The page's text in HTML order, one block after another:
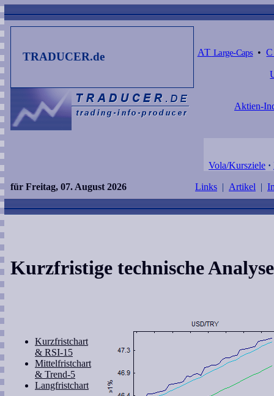
TRADUCER.de AT Large-Caps•
Aktien-
Vola/Kursziele ·
für Freitag, 07. August 2026 Links | Artikel |
Kurzfristige technische
Kurzfristchart
& RSI-15
Mittelfristchart
& Trend-5
Langfristchart